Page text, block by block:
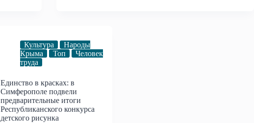
Культура
Народы
Крыма
Топ
Человек
труда
Единство в красках: в
Симферополе подвели
предварительные итоги
Республиканского конкурса
детского рисунка